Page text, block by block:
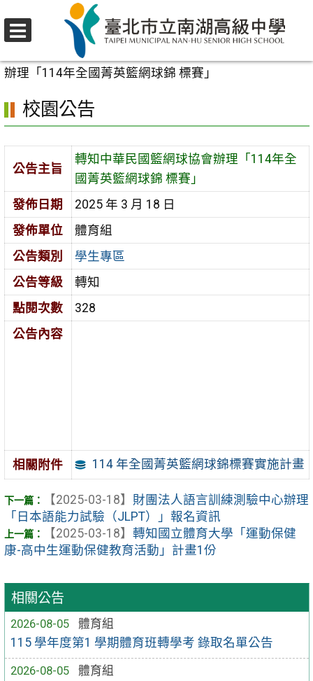
至
要
區
校園公告
辦理「114年全國菁英籃網球錦 標賽」
相關公告
2026-08-05
體育組
115 學年度第1 學期體育班轉學考 錄取名單公告
2026-08-05
體育組
校園公告
公告主旨
轉知中華民國籃網球協會辦理「114年全
國菁英籃網球錦 標賽」
發佈日期
2025 年 3 月 18 日
發佈單位
體育組
公告類別
學生專區
公告等級
轉知
點閱次數
328
公告內容
相關附件 114 年全國菁英籃網球錦標賽實施計畫
【2025-03-18】 財團法人語言訓練測驗中心辦理
「日本語能力試驗（JLPT）」報名資訊
【2025-03-18】 轉知國立體育大學「運動保健
康-高中生運動保健教育活動」計畫1份
選
單